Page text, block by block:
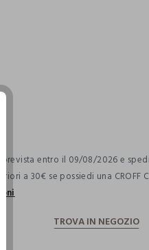
prevista entro il 09/08/2026 e
a 30€ se possiedi una CROFF